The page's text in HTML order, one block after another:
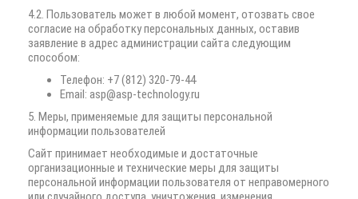
4.2. Пользователь может в любой момент, отозвать свое
согласие на обработку персональных данных, оставив
заявление в адрес администрации сайта следующим
способом:
Телефон: +7 (812) 320-79-44
Email: asp@asp-technology.ru
5. Меры, применяемые для защиты персональной
информации пользователей
Сайт принимает необходимые и достаточные
организационные и технические меры для защиты
персональной информации пользователя от неправомерного